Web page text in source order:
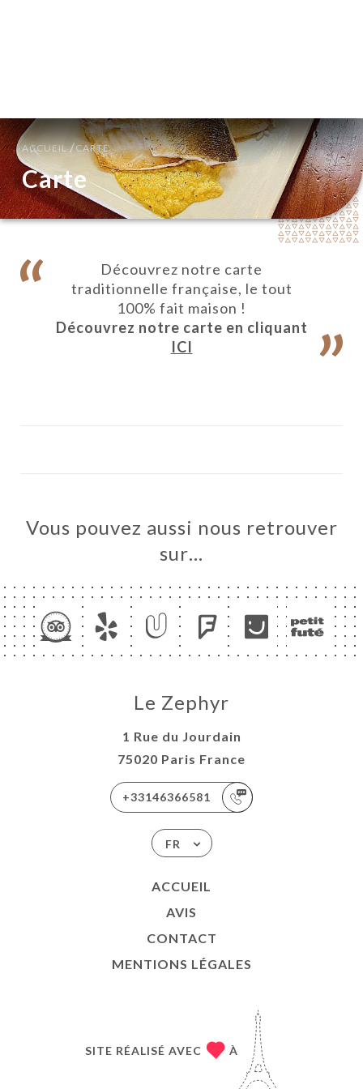
ACCUEIL/CARTE
Carte
Découvrez notre carte
traditionnelle française, le tout
100% fait maison !
Découvrez notre carte en cliquant
ICI
Vous pouvez aussi nous retrouver
sur…
Le Zephyr
1 Rue du Jourdain
75020 Paris France
+33146366581
FR
ACCUEIL
AVIS
CONTACT
MENTIONS LÉGALES
SITE RÉALISÉ AVEC À